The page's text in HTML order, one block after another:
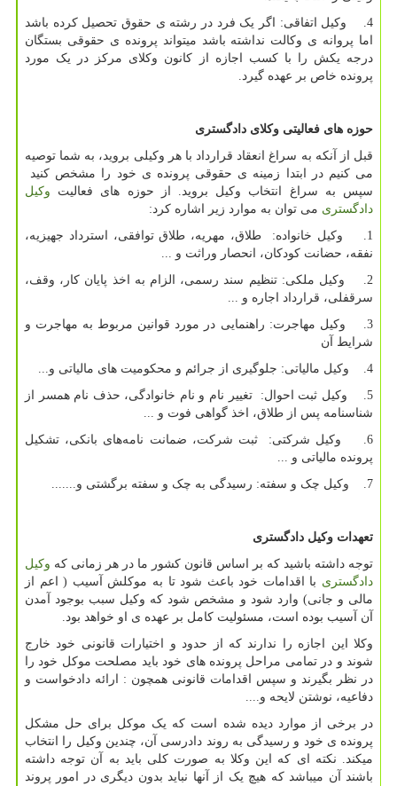
4. وکیل اتفاقی: اگر یک فرد در رشته ی حقوق تحصیل کرده باشد
اما پروانه ی وکالت نداشته باشد میتواند پرونده ی حقوقی بستگان
درجه یکش را با کسب اجازه از کانون وکلای مرکز در یک مورد
پرونده خاص بر عهده گیرد.
حوزه های فعالیتی وکلای دادگستری
قبل از آنکه به سراغ انعقاد قرارداد با هر وکیلی بروید، به شما توصیه
می کنیم در ابتدا زمینه ی حقوقی پرونده ی خود را مشخص کنید
سپس به سراغ انتخاب وکیل بروید. از حوزه های فعالیت وکیل
دادگستری می توان به موارد زیر اشاره کرد:
1. وکیل خانواده: طلاق، مهریه، طلاق توافقی، استرداد جهیزیه،
نفقه، حضانت کودکان، انحصار وراثت و ...
2. وکیل ملکی: تنظیم سند رسمی، الزام به اخذ پایان کار، وقف،
سرقفلی، قرارداد اجاره و ...
3. وکیل مهاجرت: راهنمایی در مورد قوانین مربوط به مهاجرت و
شرایط آن
4. وکیل مالیاتی: جلوگیری از جرائم و محکومیت های مالیاتی و...
5. وکیل ثبت احوال: تغییر نام و نام خانوادگی، حذف نام همسر از
شناسنامه پس از طلاق، اخذ گواهی فوت و ...
6. وکیل شرکتی: ثبت شرکت، ضمانت نامه‌های بانکی، تشکیل
پرونده مالیاتی و ...
7. وکیل چک و سفته: رسیدگی به چک و سفته برگشتی و.......
تعهدات وکیل دادگستری
توجه داشته باشید که بر اساس قانون کشور ما در هر زمانی که وکیل
دادگستری با اقدامات خود باعث شود تا به موکلش آسیب ( اعم از
مالی و جانی) وارد شود و مشخص شود که وکیل سبب بوجود آمدن
آن آسیب بوده است، مسئولیت کامل بر عهده ی او خواهد بود.
وکلا این اجازه را ندارند که از حدود و اختیارات قانونی خود خارج
شوند و در تمامی مراحل پرونده های خود باید مصلحت موکل خود را
در نظر بگیرند و سپس اقدامات قانونی همچون : ارائه دادخواست و
دفاعیه، نوشتن لایحه و....
در برخی از موارد دیده شده است که یک موکل برای حل مشکل
پرونده ی خود و رسیدگی به روند دادرسی آن، چندین وکیل را انتخاب
میکند. نکته ای که این وکلا به صورت کلی باید به آن توجه داشته
باشند آن میباشد که هیچ یک از آنها نباید بدون دیگری در امور پروند